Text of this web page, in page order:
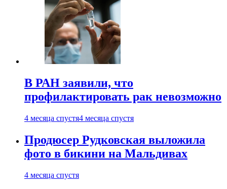
В РАН заявили, что
профилактировать рак невозможно
4 месяца спустя4 месяца спустя
Продюсер Рудковская выложила
фото в бикини на Мальдивах
4 месяца спустя